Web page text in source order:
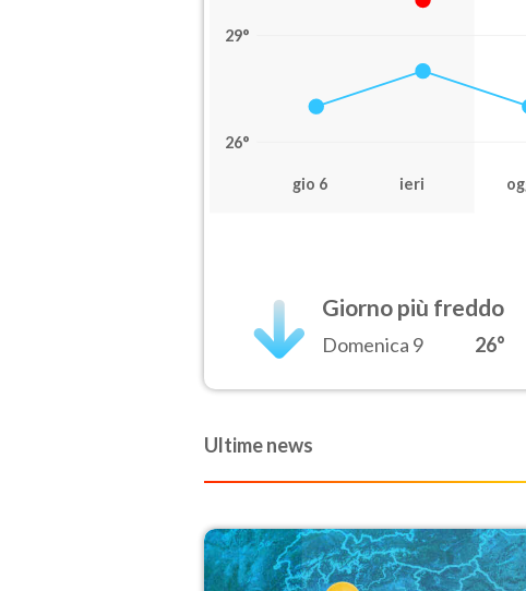
29°
26°
gio 6 ieri
Giorno più freddo
Domenica 9 26°
Ultime news